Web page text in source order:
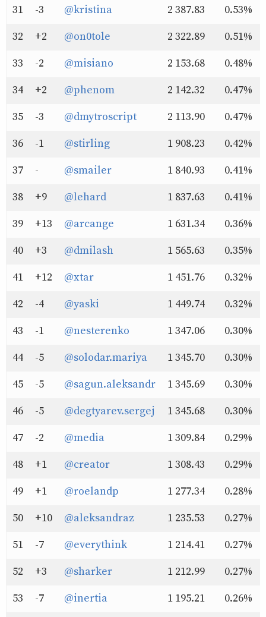
31
-3 @kristina 2 387.83 0.53%
32
+2 @on0tole 2 322.89 0.51%
33
-2 @misiano 2 153.68 0.48%
34
+2 @phenom 2 142.32 0.47%
35
-3 @dmytroscript 2 113.90 0.47%
36
-1 @stirling 1 908.23 0.42%
37
- @smailer 1 840.93 0.41%
38
+9 @lehard 1 837.63 0.41%
39
+13 @arcange 1 631.34 0.36%
40
+3 @dmilash 1 565.63 0.35%
41
+12 @xtar 1 451.76 0.32%
42
-4 @yaski 1 449.74 0.32%
43
-1 @nesterenko 1 347.06 0.30%
44
-5 @solodar.mariya 1 345.70 0.30%
45
-5 @sagun.aleksandr 1 345.69 0.30%
46
-5 @degtyarev.sergej 1 345.68 0.30%
47
-2 @media 1 309.84 0.29%
48
+1 @creator 1 308.43 0.29%
49
+1 @roelandp 1 277.34 0.28%
50
+10 @aleksandraz 1 235.53 0.27%
51
-7 @everythink 1 214.41 0.27%
52
+3 @sharker 1 212.99 0.27%
53
-7 @inertia 1 195.21 0.26%